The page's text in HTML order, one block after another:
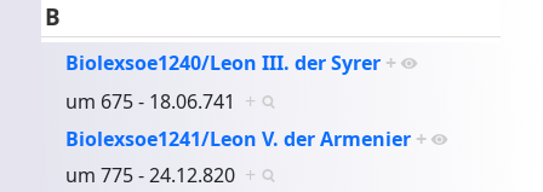
B
Biolexsoe1240/Leon III. der Syrer +
um 675 - 18.06.741 +
Biolexsoe1241/Leon V. der Armenier +
um 775 - 24.12.820 +